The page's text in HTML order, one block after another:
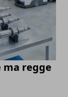
ma regge